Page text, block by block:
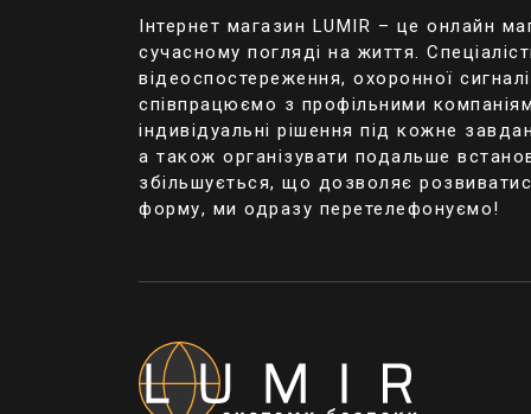
US, RS-232,
функції –
індикація
та
На замітку:
акумуляторними
роботи шляхом
Інтернет магазин LUMIR – це онлайн
сучасному погляді на життя.
відеоспостереження, охоронної
співпрацюємо з профільними
індивідуальні рішення під кожне
а також організувати подальше
збільшується, що дозволяє
форму, ми одразу перетелефонуємо!